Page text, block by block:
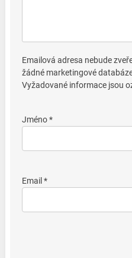
Emailová adresa nebude
žádné marketingové
Vyžadované informace jsou
Jméno *
Email *